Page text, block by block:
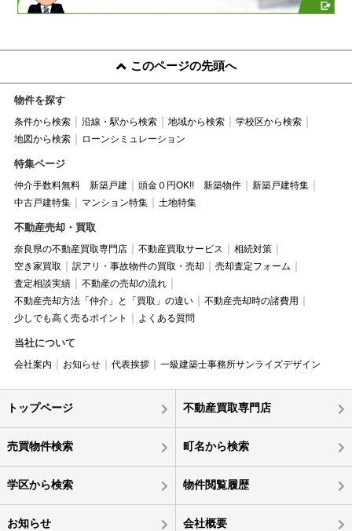
このページの先頭へ
物件を探す
条件から検索 沿線・駅から検索 地域から検索
学校区から検索
地図から検索
ローンシミュレーション
特集ページ
仲介手数料無料 新築戸建 頭金０円OK!! 新築物件
新築戸建特集
中古戸建特集
マンション特集 土地特集
不動産売却・買取
奈良県の不動産買取専門店 不動産買取サービス
相続対策
空き家買取
訳アリ・事故物件の買取・売却
売却査定フォーム
査定相談実績
不動産の売却の流れ
不動産売却方法「仲介」と「買取」の違い
不動産売却時の諸費用
少しでも高く売るポイント
よくある質問
当社について
会社案内 お知らせ 代表挨拶 一級建築士事務所サンライズデザイン
トップページ 不動産買取専門店
売買物件検索 町名から検索
学区から検索 物件閲覧履歴
お知らせ 会社概要